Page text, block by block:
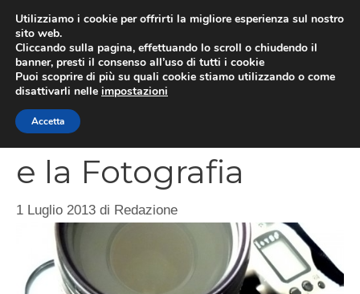
contenuto
Concorso L’Assenza
e la Fotografia
1 Luglio 2013 di Redazione
Utilizziamo i cookie per offrirti la migliore esperienza sul nostro
sito web.
Cliccando sulla pagina, effettuando lo scroll o chiudendo il
banner, presti il consenso all’uso di tutti i cookie
Puoi scoprire di più su quali cookie stiamo utilizzando o come
disattivarli nelle impostazioni
Accetta